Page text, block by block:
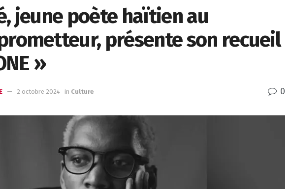
jeune poète haïtien au
présente son recueil
»
2 octobre 2024 in Culture 0